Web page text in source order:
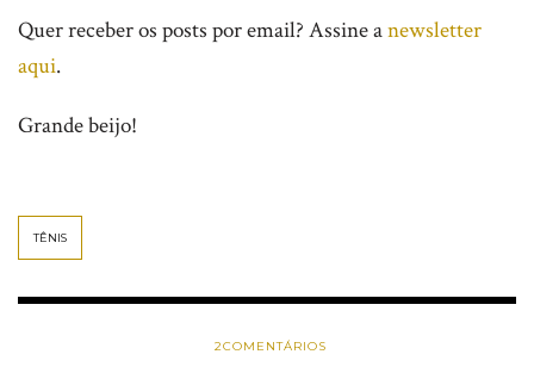
Quer receber os posts por email? Assine anewsletter
aqui.
Grande beijo!
TÊNIS
2COMENTÁRIOS